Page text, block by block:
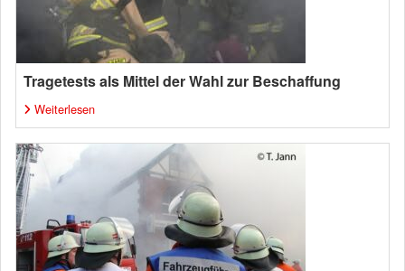
Tragetests als Mittel der Wahl zur Beschaffung
Weiterlesen